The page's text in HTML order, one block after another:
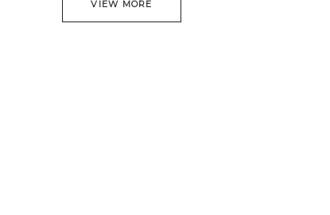
VIEW MORE